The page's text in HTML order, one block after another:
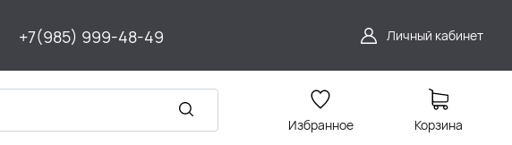
+7(985) 999-48-49 Личный кабинет
Избранное Корзина